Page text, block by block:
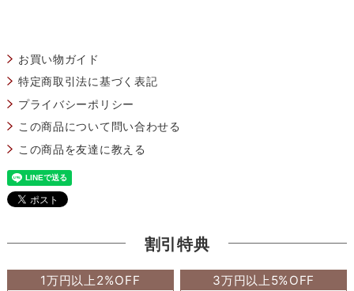
お買い物ガイド
特定商取引法に基づく表記
プライバシーポリシー
この商品について問い合わせる
この商品を友達に教える
割引特典
1万円以上2%OFF
3万円以上5%OFF